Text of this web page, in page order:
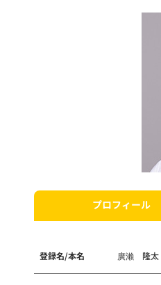
プロフィール
登録名/本名 廣瀨 隆太